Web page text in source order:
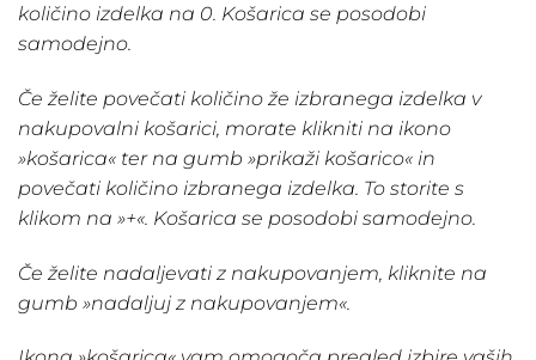
količino izdelka na 0. Košarica se posodobi
samodejno.
Če želite povečati količino že izbranega izdelka v
nakupovalni košarici, morate klikniti na ikono
»košarica« ter na gumb »prikaži košarico« in
povečati količino izbranega izdelka. To storite s
klikom na »+«. Košarica se posodobi samodejno.
Če želite nadaljevati z nakupovanjem, kliknite na
gumb »nadaljuj z nakupovanjem«.